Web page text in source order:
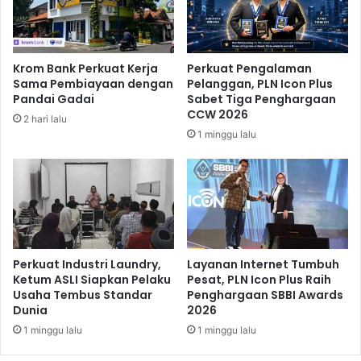
M
a
s
y
a
r
a
k
t
w
a
l
K
e
b
a
n
r
h
a
i
l
e
a
G
e
l
a
r
J
u
a
Krom Bank Perkuat Kerja
Sama Pembiayaan dengan
Pandai Gadai
2 hari lalu
Perkuat Pengalaman
Pelanggan, PLN Icon Plus
Sabet Tiga Penghargaan
CCW 2026
1 minggu lalu
Perkuat Industri Laundry,
Ketum ASLI Siapkan Pelaku
Usaha Tembus Standar
Dunia
1 minggu lalu
Layanan Internet Tumbuh
Pesat, PLN Icon Plus Raih
Penghargaan SBBI Awards
2026
1 minggu lalu